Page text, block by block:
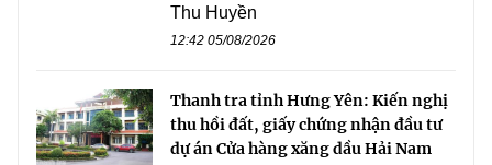
Thu Huyền
12:42 05/08/2026
Thanh tra tỉnh Hưng Yên: Kiến nghị
thu hồi đất, giấy chứng nhận đầu tư
dự án Cửa hàng xăng dầu Hải Nam